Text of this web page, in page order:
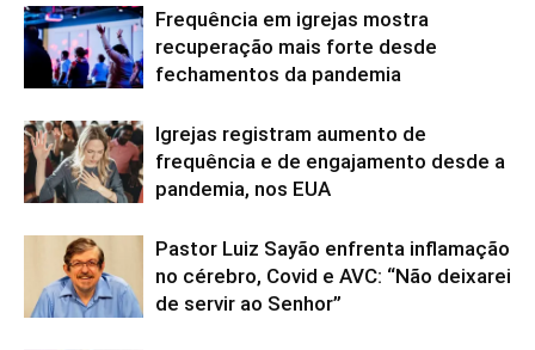
Frequência em igrejas mostra
recuperação mais forte desde
fechamentos da pandemia
Igrejas registram aumento de
frequência e de engajamento desde a
pandemia, nos EUA
Pastor Luiz Sayão enfrenta inflamação
no cérebro, Covid e AVC: “Não deixarei
de servir ao Senhor”